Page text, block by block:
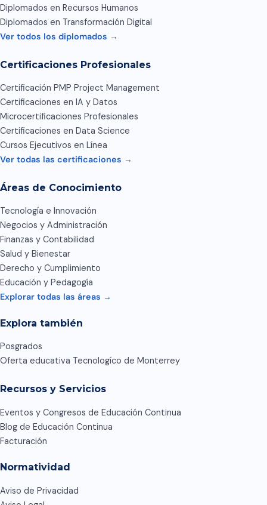
Diplomados en Recursos Humanos
Diplomados en Transformación Digital
Ver todos los diplomados →
Certificaciones Profesionales
Certificación PMP Project Management
Certificaciones en IA y Datos
Microcertificaciones Profesionales
Certificaciones en Data Science
Cursos Ejecutivos en Línea
Ver todas las certificaciones →
Áreas de Conocimiento
Tecnología e Innovación
Negocios y Administración
Finanzas y Contabilidad
Salud y Bienestar
Derecho y Cumplimiento
Educación y Pedagogía
Explorar todas las áreas →
Explora también
Posgrados
Oferta educativa Tecnologíco de Monterrey
Recursos y Servicios
Eventos y Congresos de Educación Continua
Blog de Educación Continua
Facturación
Normatividad
Aviso de Privacidad